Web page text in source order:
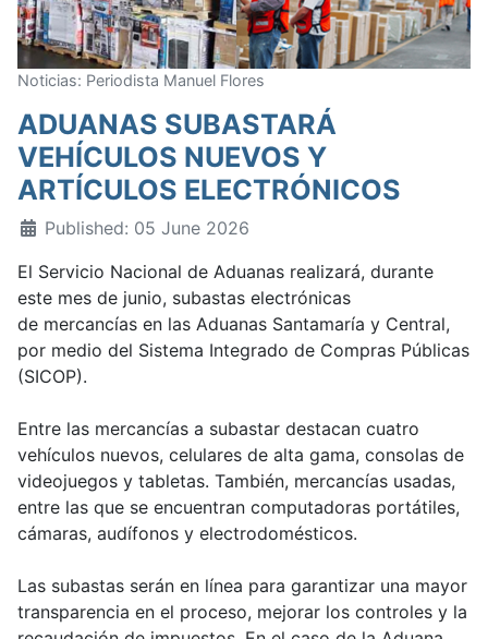
Noticias: Periodista Manuel Flores
ADUANAS SUBASTARÁ
VEHÍCULOS NUEVOS Y
ARTÍCULOS ELECTRÓNICOS
Published: 05 June 2026
El Servicio Nacional de Aduanas realizará, durante
este mes de junio, subastas electrónicas
de mercancías en las Aduanas Santamaría y Central,
por medio del Sistema Integrado de Compras Públicas
(SICOP).
Entre las mercancías a subastar destacan cuatro
vehículos nuevos, celulares de alta gama, consolas de
videojuegos y tabletas. También, mercancías usadas,
entre las que se encuentran computadoras portátiles,
cámaras, audífonos y electrodomésticos.
Las subastas serán en línea para garantizar una mayor
transparencia en el proceso, mejorar los controles y la